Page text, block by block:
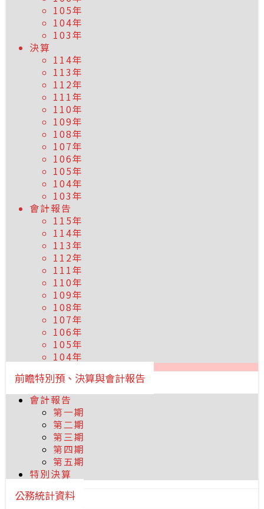
105年
104年
103年
決算
114年
113年
112年
111年
110年
109年
108年
107年
106年
105年
104年
103年
會計報告
115年
114年
113年
112年
111年
110年
109年
108年
107年
106年
105年
104年
前瞻特別預、決算與會計報告
會計報告
第一期
第二期
第三期
第四期
第五期
特別決算
公務統計資料